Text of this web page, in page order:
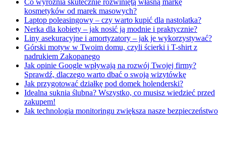
Co wyróżnia skutecznie rozwiniętą własną markę
kosmetyków od marek masowych?
Laptop poleasingowy – czy warto kupić dla nastolatka?
Nerka dla kobiety – jak nosić ją modnie i praktycznie?
Liny asekuracyjne i amortyzatory – jak je wykorzystywać?
Górski motyw w Twoim domu, czyli ścierki i T-shirt z
nadrukiem Zakopanego
Jak opinie Google wpływają na rozwój Twojej firmy?
Sprawdź, dlaczego warto dbać o swoją wizytówkę
Jak przygotować działkę pod domek holenderski?
Idealna suknia ślubna? Wszystko, co musisz wiedzieć przed
zakupem!
Jak technologia monitoringu zwiększa nasze bezpieczeństwo